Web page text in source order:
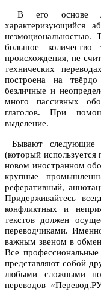
В его основе
характеризующийся
неэмоциональностью.
большое количество
происхождения, не
технических
построена на
безличные и
много пассивных
глаголов. При
выделение.
Бывают следующие
(который
новом иностранном
крупные
реферативный,
Придерживайтесь
конфликтных и
текстов должен
переводчиками.
важным звеном в
Все
представляют собой
любыми сложными
переводов